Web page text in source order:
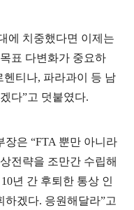
에 치중했다면 이제는
표 다변화가 중요하
헨티나, 파라과이 등 남
다”고 덧붙였다.
장은 “FTA 뿐만 아니라
전략을 조만간 수립해
10년 간 후퇴한 통상 인
하겠다. 응원해달라”고